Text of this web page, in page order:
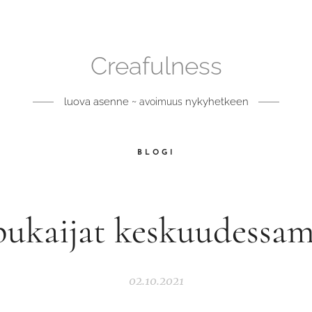
Creafulness
luova asenne ~ avoimuusnykyhetkeen
BLOGI
02.10.2021